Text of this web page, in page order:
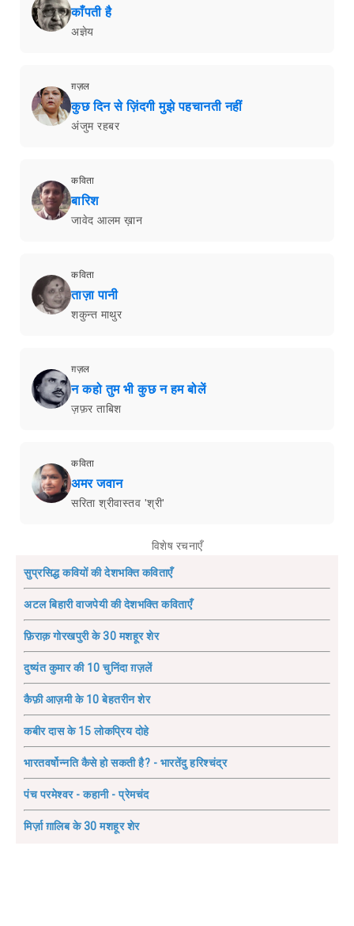
काँपती है
अज्ञेय
ग़ज़ल
कुछ दिन से ज़िंदगी मुझे पहचानती नहीं
अंजुम रहबर
कविता
बारिश
जावेद आलम ख़ान
कविता
ताज़ा पानी
शकुन्त माथुर
ग़ज़ल
न कहो तुम भी कुछ न हम बोलें
ज़फ़र ताबिश
कविता
अमर जवान
सरिता श्रीवास्तव 'श्री'
विशेष रचनाएँ
सुप्रसिद्ध कवियों की देशभक्ति कविताएँ
अटल बिहारी वाजपेयी की देशभक्ति कविताएँ
फ़िराक़ गोरखपुरी के 30 मशहूर शेर
दुष्यंत कुमार की 10 चुनिंदा ग़ज़लें
कैफ़ी आज़मी के 10 बेहतरीन शेर
कबीर दास के 15 लोकप्रिय दोहे
भारतवर्षोन्नति कैसे हो सकती है? - भारतेंदु हरिश्चंद्र
पंच परमेश्वर - कहानी - प्रेमचंद
मिर्ज़ा ग़ालिब के 30 मशहूर शेर